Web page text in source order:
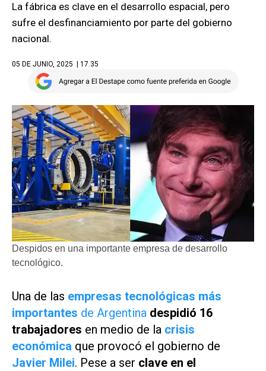
La fábrica es clave en el desarrollo espacial, pero
sufre el desfinanciamiento por parte del gobierno
nacional.
05 DE JUNIO, 2025 | 17.35
Despidos en una importante empresa de desarrollo
tecnológico.
Una de las empresas tecnológicas más
importantes de Argentina despidió 16
trabajadores en medio de la crisis
económica que provocó el gobierno de
Javier Milei. Pese a ser clave en el